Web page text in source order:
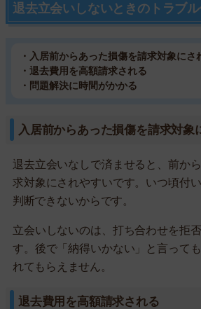
退去立会いしないときのトラブル
・入居前からあった損傷を請求対象にさ
・退去費用を高額請求される
・問題解決に時間がかかる
入居前からあった損傷を請求対象
退去立会いなしで済ませると、前か
求対象にされやすいです。いつ頃付
判断できないからです。
立会いしないのは、打ち合わせを拒
す。後で「納得いかない」と言って
れてもらえません。
退去費用を高額請求される